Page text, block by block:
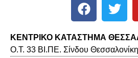
ΚΕΝΤΡΙΚΟ ΚΑΤΑΣΤΗΜΑ
O.T. 33 ΒΙ.ΠΕ. Σίνδου